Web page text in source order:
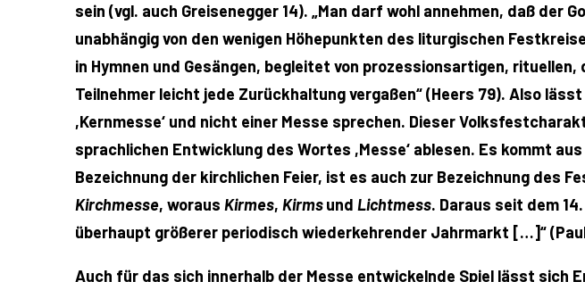
sein (vgl. auch Greisenegger 14). „Man darf wohl annehmen, daß
unabhängig von den wenigen Höhepunkten des liturgischen
in Hymnen und Gesängen, begleitet von prozessionsartigen,
Teilnehmer leicht jede Zurückhaltung vergaßen“ (Heers 79). Also
,Kernmesse‘ und nicht einer Messe sprechen. Dieser
sprachlichen Entwicklung des Wortes ,Messe‘ ablesen. Es kommt
Bezeichnung der kirchlichen Feier, ist es auch zur Bezeichnung des
Kirchmesse, woraus Kirmes, Kirmsund Lichtmess. Daraus seit dem
überhaupt größerer periodisch wiederkehrender Jahrmarkt […]“
Auch für das sich innerhalb der Messe entwickelnde Spiel lässt sich